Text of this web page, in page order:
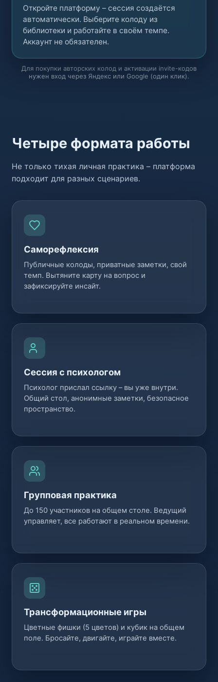
Откройте платформу – сессия создаётся
автоматически. Выберите колоду из
библиотеки и работайте в своём темпе.
Аккаунт не обязателен.
Для покупки авторских колод и активации invite-кодов
нужен вход через Яндекс или Google (один клик).
Четыре формата работы
Не только тихая личная практика – платформа
подходит для разных сценариев.
Саморефлексия
Публичные колоды, приватные заметки, свой
темп. Вытяните карту на вопрос и
зафиксируйте инсайт.
Сессия с психологом
Психолог прислал ссылку – вы уже внутри.
Общий стол, анонимные заметки, безопасное
пространство.
Групповая практика
До 150 участников на общем столе. Ведущий
управляет, все работают в реальном времени.
Трансформационные игры
Цветные фишки (5 цветов) и кубик на общем
поле. Бросайте, двигайте, играйте вместе.